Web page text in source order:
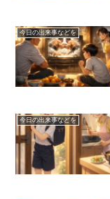
今日の出来事などを
今日の出来事などを